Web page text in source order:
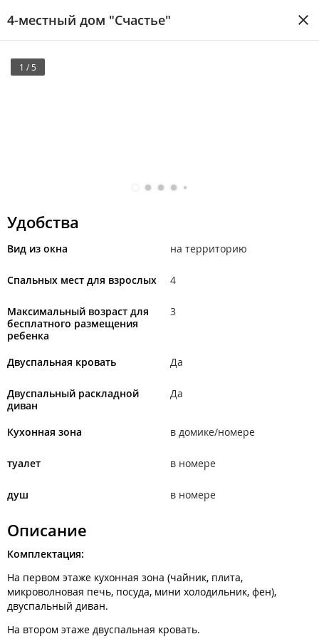
4-местный дом "Счастье"
1 / 5
Удобства
Вид из окна на территорию
Спальных мест для взрослых 4
Максимальный возраст для
бесплатного размещения
ребенка
3
Двуспальная кровать Да
Двуспальный раскладной
диван
Да
Кухонная зона в домике/номере
туалет в номере
душ в номере
Описание
Комплектация:
На первом этаже кухонная зона (чайник, плита,
микроволновая печь, посуда, мини холодильник, фен),
двуспальный диван.
На втором этаже двуспальная кровать.